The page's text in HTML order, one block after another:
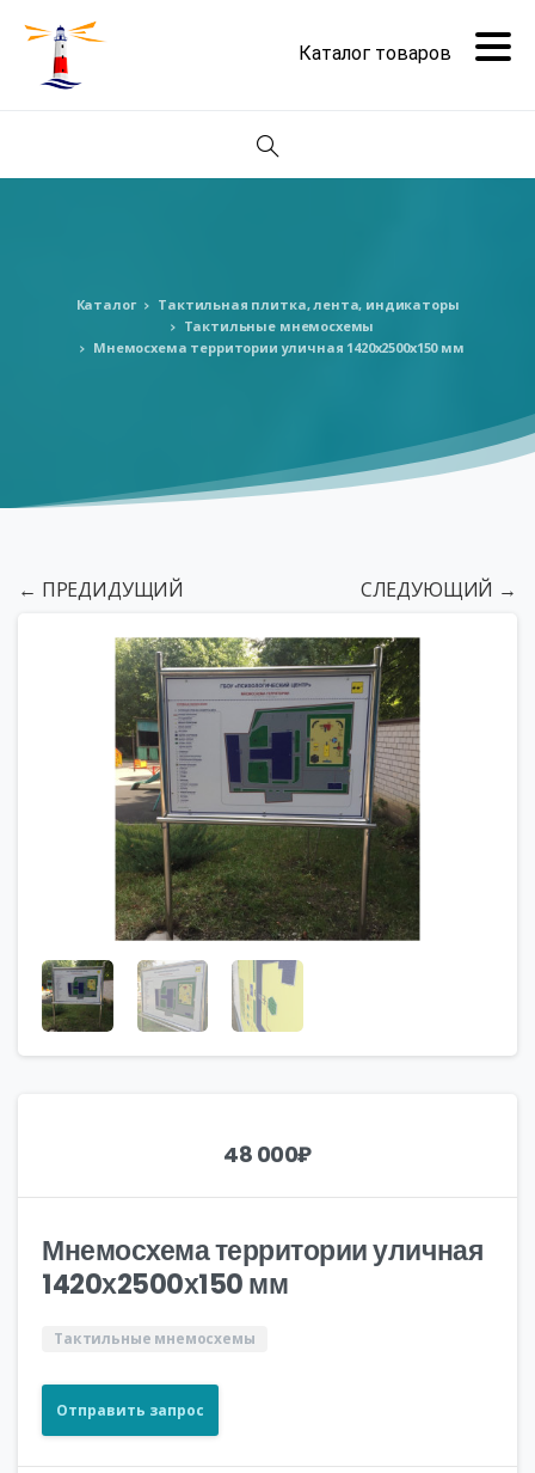
Поиск
Каталог
Тактильная плитка, лента, индикаторы
Тактильные мнемосхемы
Мнемосхема территории уличная 1420х2500х150 мм
← ПРЕДИДУЩИЙ СЛЕДУЮЩИЙ →
48 000₽
Мнемосхема территории уличная
1420х2500х150 мм
Тактильные мнемосхемы
Отправить запрос